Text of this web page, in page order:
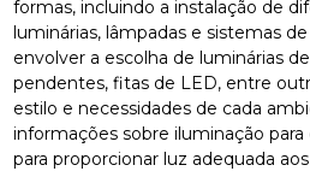
formas, incluindo a instalação de
luminárias, lâmpadas e sistemas
envolver a escolha de luminárias
pendentes, fitas de LED, entre
estilo e necessidades de cada
informações sobre iluminação para
para proporcionar luz adequada